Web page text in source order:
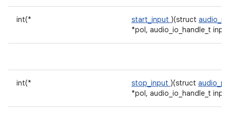
int(* start_input )(struct
*pol, audio_io_handle_t
int(* stop_input )(struct
*pol, audio_io_handle_t